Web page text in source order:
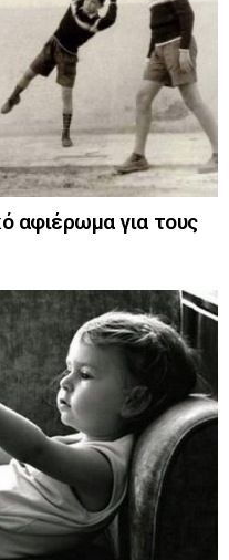
αφιέρωμα για τους